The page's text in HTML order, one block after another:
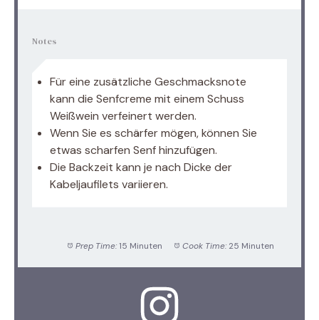
Notes
Für eine zusätzliche Geschmacksnote
kann die Senfcreme mit einem Schuss
Weißwein verfeinert werden.
Wenn Sie es schärfer mögen, können Sie
etwas scharfen Senf hinzufügen.
Die Backzeit kann je nach Dicke der
Kabeljaufilets variieren.
Prep Time: 15 Minuten Cook Time: 25 Minuten